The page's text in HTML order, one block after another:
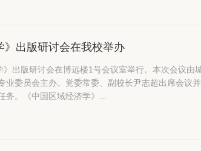
》出版研讨会在我校举办
出版研讨会在博远楼1号会议室举行。本次会议由
办。党委常委、副校长尹志超出席会议并致辞。 尹志超指
。《中国区域经济学》...